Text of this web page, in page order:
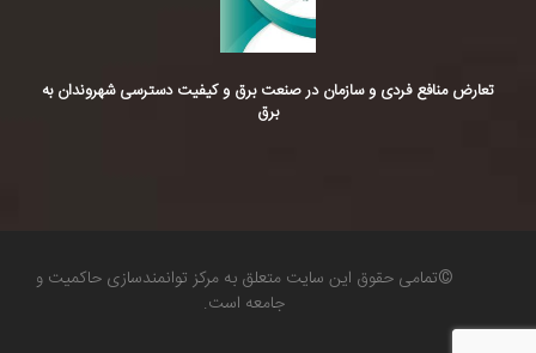
تعارض منافع فردی و سازمان در صنعت برق و کیفیت دسترسی شهروندان به
برق
©تمامی حقوق این سایت متعلق به مرکز توانمندسازی حاکمیت و
جامعه است.